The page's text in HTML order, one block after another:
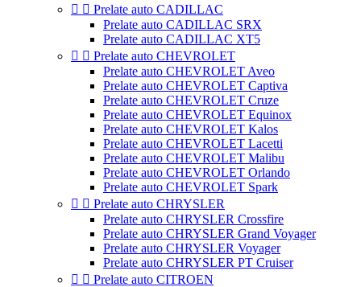
  Prelate auto CADILLAC
Prelate auto CADILLAC SRX
Prelate auto CADILLAC XT5
  Prelate auto CHEVROLET
Prelate auto CHEVROLET Aveo
Prelate auto CHEVROLET Captiva
Prelate auto CHEVROLET Cruze
Prelate auto CHEVROLET Equinox
Prelate auto CHEVROLET Kalos
Prelate auto CHEVROLET Lacetti
Prelate auto CHEVROLET Malibu
Prelate auto CHEVROLET Orlando
Prelate auto CHEVROLET Spark
  Prelate auto CHRYSLER
Prelate auto CHRYSLER Crossfire
Prelate auto CHRYSLER Grand Voyager
Prelate auto CHRYSLER Voyager
Prelate auto CHRYSLER PT Cruiser
  Prelate auto CITROEN